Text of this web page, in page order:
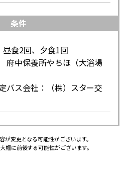
条件
食2回、夕食1回
中保養所やちほ（大浴場
ス会社：（株）スター交
変更となる可能性がございます。
に前後する可能性がございます。